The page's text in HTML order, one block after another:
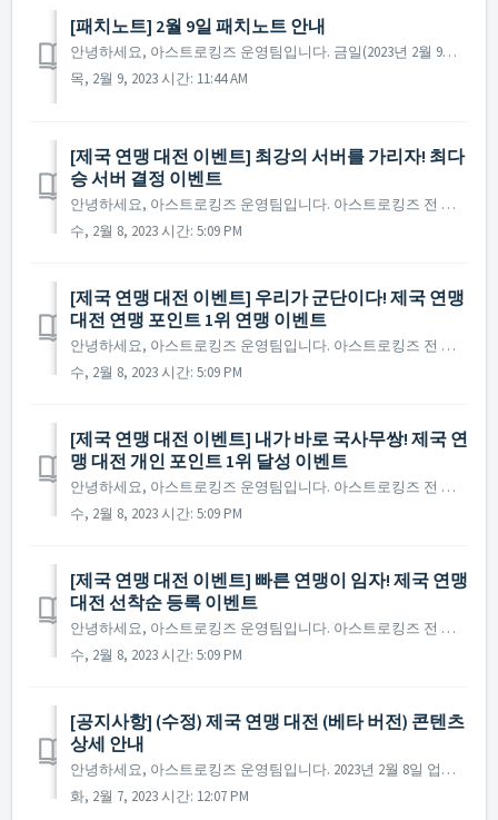
​[패치노트] 2월 9일 패치노트 안내
안녕하세요, 아스트로킹즈 운영팀입니다. 금일(2023년 2월 9일) 진행된 패치노트에 대해 안내해 드립니다. ▶ 2022년 2월 9일 패치노트 안내 - 특정 패키지의 이미지가 수정됐습니다. ※ 참고사항 - 해당 현상이 나타나는 ...
목, 2월 9, 2023 시간: 11:44 AM
[제국 연맹 대전 이벤트] 최강의 서버를 가리자! 최다
승 서버 결정 이벤트
안녕하세요, 아스트로킹즈 운영팀입니다. 아스트로킹즈 전 서버의 최강 연맹을 겨루는 제국 연맹 대전의 베타 버전이 공개됐습니다! 제국 연맹 대전의 베타 버전 서비스 기념 이벤트 제 4탄! 제국 연맹 대전에서 가장 많은 승리를 한 서버에 특별한 버닝 타임 혜택을 드립니...
수, 2월 8, 2023 시간: 5:09 PM
[제국 연맹 대전 이벤트] 우리가 군단이다! 제국 연맹
대전 연맹 포인트 1위 연맹 이벤트
안녕하세요, 아스트로킹즈 운영팀입니다. 아스트로킹즈 전 서버의 최강 연맹을 겨루는 제국 연맹 대전의 베타 버전이 공개됐습니다! 제국 연맹 대전의 베타 버전 서비스 기념 이벤트 제 3탄! 제국 연맹 대전에서 가장 많은 연맹 포인트를 획득할 단 하나의 군단! 그 연맹을...
수, 2월 8, 2023 시간: 5:09 PM
[제국 연맹 대전 이벤트] 내가 바로 국사무쌍! 제국 연
맹 대전 개인 포인트 1위 달성 이벤트
안녕하세요, 아스트로킹즈 운영팀입니다. 아스트로킹즈 전 서버의 최강 연맹을 겨루는 제국 연맹 대전의 베타 버전이 공개됐습니다! 제국 연맹 대전의 베타 버전 서비스 기념 이벤트 제 2탄! 제국 연맹 대전에서 개인 포인트 1위를 달성할 단 한명의 국사무쌍 사령관님은 누...
수, 2월 8, 2023 시간: 5:09 PM
[제국 연맹 대전 이벤트] 빠른 연맹이 임자! 제국 연맹
대전 선착순 등록 이벤트
안녕하세요, 아스트로킹즈 운영팀입니다. 아스트로킹즈 전 서버의 최강 연맹을 겨루는 제국 연맹 대전의 베타 버전이 공개됐습니다! 제국 연맹 대전의 베타 버전 서비스 기념 이벤트 제 1탄! 2월 22일 09시, 제국 연맹 대전 등록이 열리고 가장 빨리 등록을 마치신 연...
수, 2월 8, 2023 시간: 5:09 PM
[공지사항] (수정) 제국 연맹 대전 (베타 버전) 콘텐츠
상세 안내
안녕하세요, 아스트로킹즈 운영팀입니다. 2023년 2월 8일 업데이트 되는 제국 연맹 대전 베타 버전의 상세 내용에 대해 안내해 드립니다. ※ 해당 공지는 사전 공지이기에 일부 내용이 변경될 수 있으며, 변경 시 미리 공지를 통해 안내해 드릴 예정입니다. ...
화, 2월 7, 2023 시간: 12:07 PM